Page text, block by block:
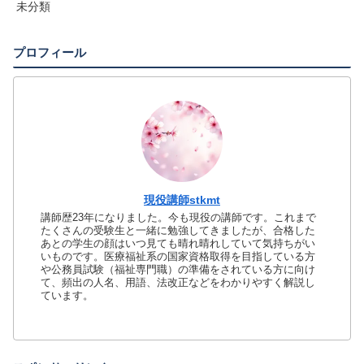
未分類
プロフィール
現役講師stkmt
講師歴23年になりました。今も現役の講師です。これまで
たくさんの受験生と一緒に勉強してきましたが、合格した
あとの学生の顔はいつ見ても晴れ晴れしていて気持ちがい
いものです。医療福祉系の国家資格取得を目指している方
や公務員試験（福祉専門職）の準備をされている方に向け
て、頻出の人名、用語、法改正などをわかりやすく解説し
ています。